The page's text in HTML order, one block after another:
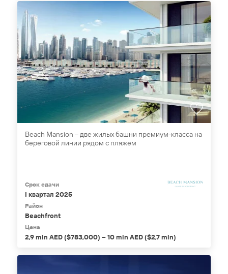
Beach Mansion – две жилых башни премиум-класса на
береговой линии рядом с пляжем
Срок сдачи
I квартал 2025
Район
Beachfront
Цена
2,9 mln AED ($783,000) – 10 mln AED ($2,7 mln)